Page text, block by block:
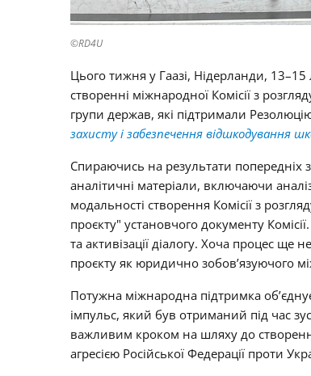
©RD4U
Цього тижня у Гаазі, Нідерланди, 13–15
створенні міжнародної Комісії з
групи держав, які підтримали
захисту і забезпечення відшкодування
Спираючись на результати попередніх
аналітичні матеріали, включаючи
модальності створення Комісії з
проєкту" установчого документу
та активізації діалогу. Хоча процес ще
проєкту як юридично зобов’язуючого
Потужна міжнародна підтримка
імпульс, який був отриманий під час
важливим кроком на шляху до
агресією Російської Федерації проти